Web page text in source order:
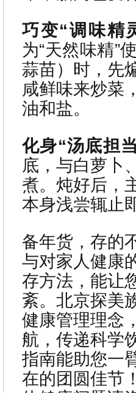
巧变“调味精
为“天然味精”
蒜苗）时，先
咸鲜味来炒菜
油和盐。
化身“汤底担
底，与白萝卜
煮。炖好后，
本身浅尝辄止
备年货，存的
与对家人健康
存方法，能让
紊。北京探美
健康管理理念
航，传递科学
指南能助您一
在的团圆佳节！